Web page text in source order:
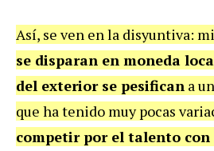
Así, se ven en la disyuntiva:
se disparan en moneda
del exterior se pesifican a
que ha tenido muy pocas
competir por el talento con